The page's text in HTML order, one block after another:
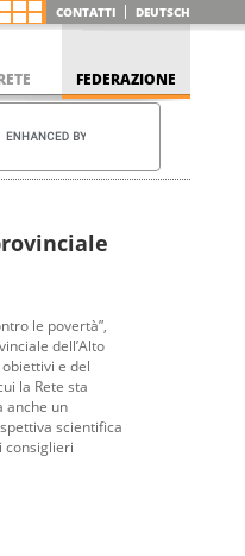
CONTATTI DEUTSCH
FEDERAZIONE
le povertà”,
dell’Alto
e del
la Rete sta
anche un
scientifica
consiglieri